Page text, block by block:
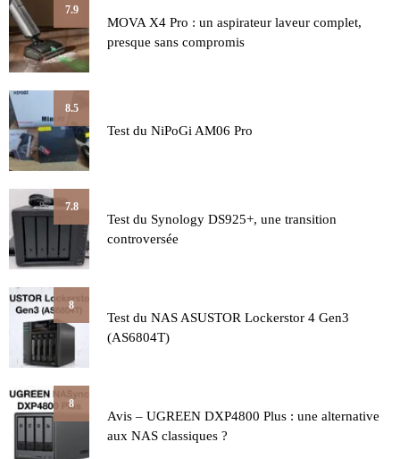
7.9
MOVA X4 Pro : un aspirateur laveur complet,
presque sans compromis
8.5
Test du NiPoGi AM06 Pro
7.8
Test du Synology DS925+, une transition
controversée
8
Test du NAS ASUSTOR Lockerstor 4 Gen3
(AS6804T)
8
Avis – UGREEN DXP4800 Plus : une alternative
aux NAS classiques ?